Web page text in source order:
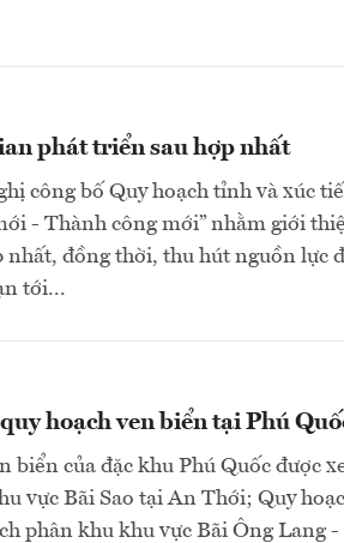
phát triển sau hợp nhất
công bố Quy hoạch tỉnh và xúc
- Thành công mới” nhằm giới
đồng thời, thu hút nguồn lực
tới...
hoạch ven biển tại Phú
biển của đặc khu Phú Quốc được
vực Bãi Sao tại An Thới; Quy
phân khu khu vực Bãi Ông Lang -